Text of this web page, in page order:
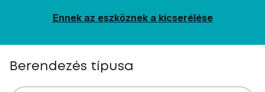
Ennek az eszköznek a kicserélése
Berendezés típusa